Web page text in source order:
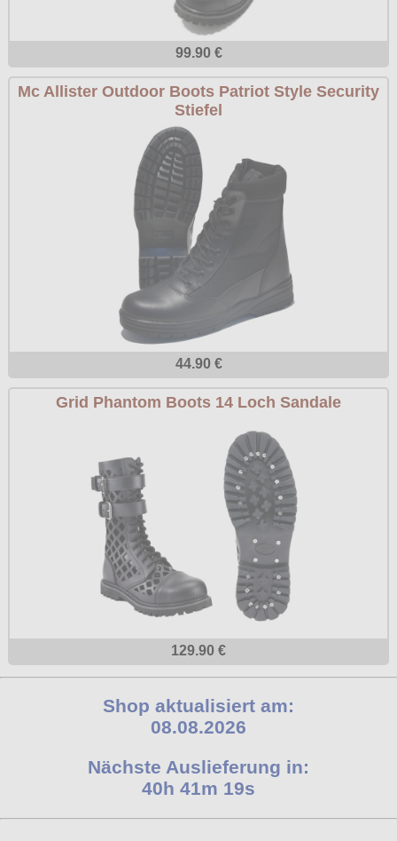
Poizen Industries
Queen of Darkness
Relco
Restyle
Rockabella
Sinister
Spin Doctor
Surplus
Vixxsin
Voodoo Vixen
Warrior Clothing
Gothic Shop
Hot Rod
Punkrock
Rockabilly
Mods
99.90 €
Mc Allister Outdoor Boots Patriot Style Security
Stiefel
44.90 €
Grid Phantom Boots 14 Loch Sandale
129.90 €
Shop aktualisiert am:
08.08.2026
Nächste Auslieferung in:
40h 41m 18s